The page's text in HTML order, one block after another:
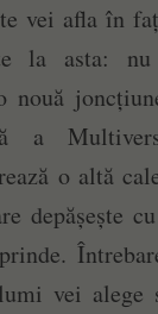
vei afla în
te la asta:
nouă
a
o altă
depășește
vei alege